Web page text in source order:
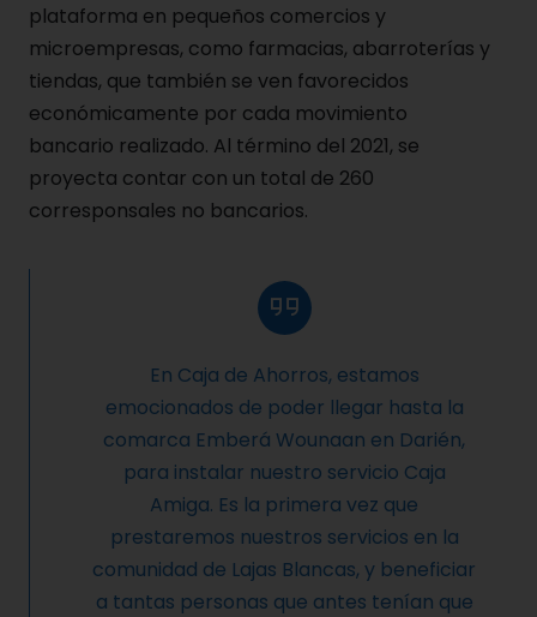
plataforma en pequeños comercios y
microempresas, como farmacias, abarroterías y
tiendas, que también se ven favorecidos
económicamente por cada movimiento
bancario realizado. Al término del 2021, se
proyecta contar con un total de 260
corresponsales no bancarios.
En Caja de Ahorros, estamos
emocionados de poder llegar hasta la
comarca Emberá Wounaan en Darién,
para instalar nuestro servicio Caja
Amiga. Es la primera vez que
prestaremos nuestros servicios en la
comunidad de Lajas Blancas, y beneficiar
a tantas personas que antes tenían que